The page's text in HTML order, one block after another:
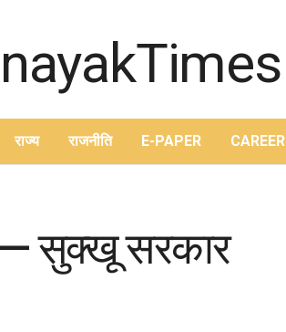
राज्य राजनीति E-PAPER CAREER
— सुक्खू सरकार